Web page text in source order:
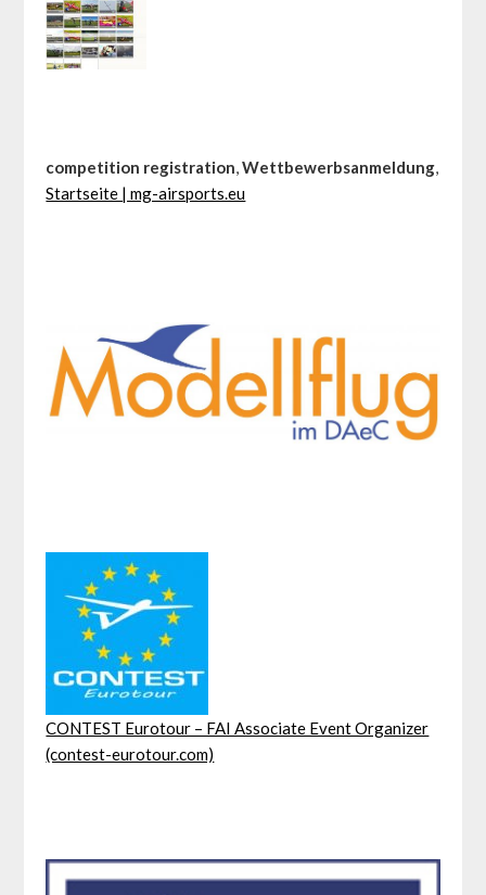
competition registration,Wettbewerbsanmeldung,
Startseite | mg-airsports.eu
CONTEST Eurotour – FAI Associate Event Organizer
(contest-eurotour.com)